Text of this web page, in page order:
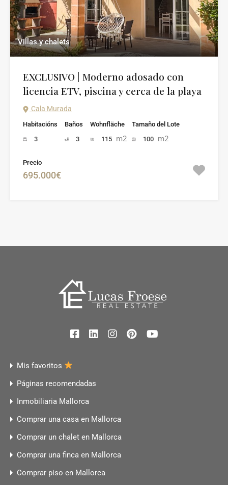
Villas y chalets
EXCLUSIVO | Moderno adosado con
licencia ETV, piscina y cerca de la playa
Cala Murada
Habitacións
3
Baños
3
Wohnfläche
115 m2
Tamaño del Lote
100 m2
Precio
695.000€
Mis favoritos
Páginas recomendadas
Inmobiliaria Mallorca
Comprar una casa en Mallorca
Comprar un chalet en Mallorca
Comprar una finca en Mallorca
Comprar piso en Mallorca